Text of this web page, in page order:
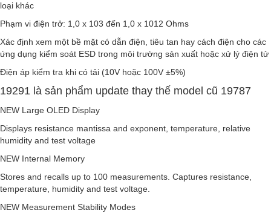
loại khác
Phạm vi điện trở: 1,0 x 103 đến 1,0 x 1012 Ohms
Xác định xem một bề mặt có dẫn điện, tiêu tan hay cách điện cho các
ứng dụng kiểm soát ESD trong môi trường sản xuất hoặc xử lý điện tử
Điện áp kiểm tra khi có tải (10V hoặc 100V ±5%)
19291 là sản phẩm update thay thế model cũ 19787
NEW Large OLED Display
Displays resistance mantissa and exponent, temperature, relative
humidity and test voltage
NEW Internal Memory
Stores and recalls up to 100 measurements. Captures resistance,
temperature, humidity and test voltage.
NEW Measurement Stability Modes